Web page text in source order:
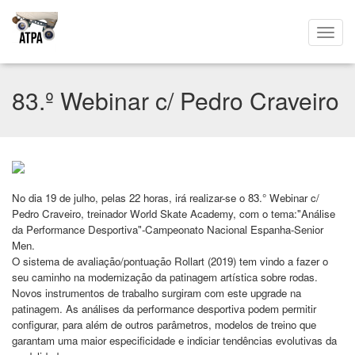
83.º Webinar c/ Pedro Craveiro
No dia 19 de julho, pelas 22 horas, irá realizar-se o 83.° Webinar c/
Pedro Craveiro, treinador World Skate Academy, com o tema:"Análise
da Performance Desportiva"-Campeonato Nacional Espanha-Senior
Men.
O sistema de avaliação/pontuação Rollart (2019) tem vindo a fazer o
seu caminho na modernização da patinagem artística sobre rodas.
Novos instrumentos de trabalho surgiram com este upgrade na
patinagem. As análises da performance desportiva podem permitir
configurar, para além de outros parâmetros, modelos de treino que
garantam uma maior especificidade e indiciar tendências evolutivas da